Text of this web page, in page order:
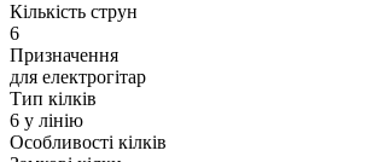
Кількість струн
6
Призначення
для електрогітар
Тип кілків
6 у лінію
Особливості кілків